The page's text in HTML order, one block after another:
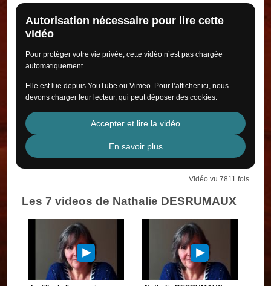
Autorisation nécessaire pour lire cette
vidéo
Pour protéger votre vie privée, cette vidéo n’est pas chargée
automatiquement.
Elle est lue depuis YouTube ou Vimeo. Pour l’afficher ici, nous
devons charger leur lecteur, qui peut déposer des cookies.
Accepter et lire la vidéo
En savoir plus
Vidéo vu 7811 fois
Les 7 videos de Nathalie DESRUMAUX